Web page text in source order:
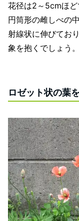
花径は2～5cmほ
円筒形の雌しべの
射線状に伸びてお
象を抱くでしょう。
ロゼット状の葉